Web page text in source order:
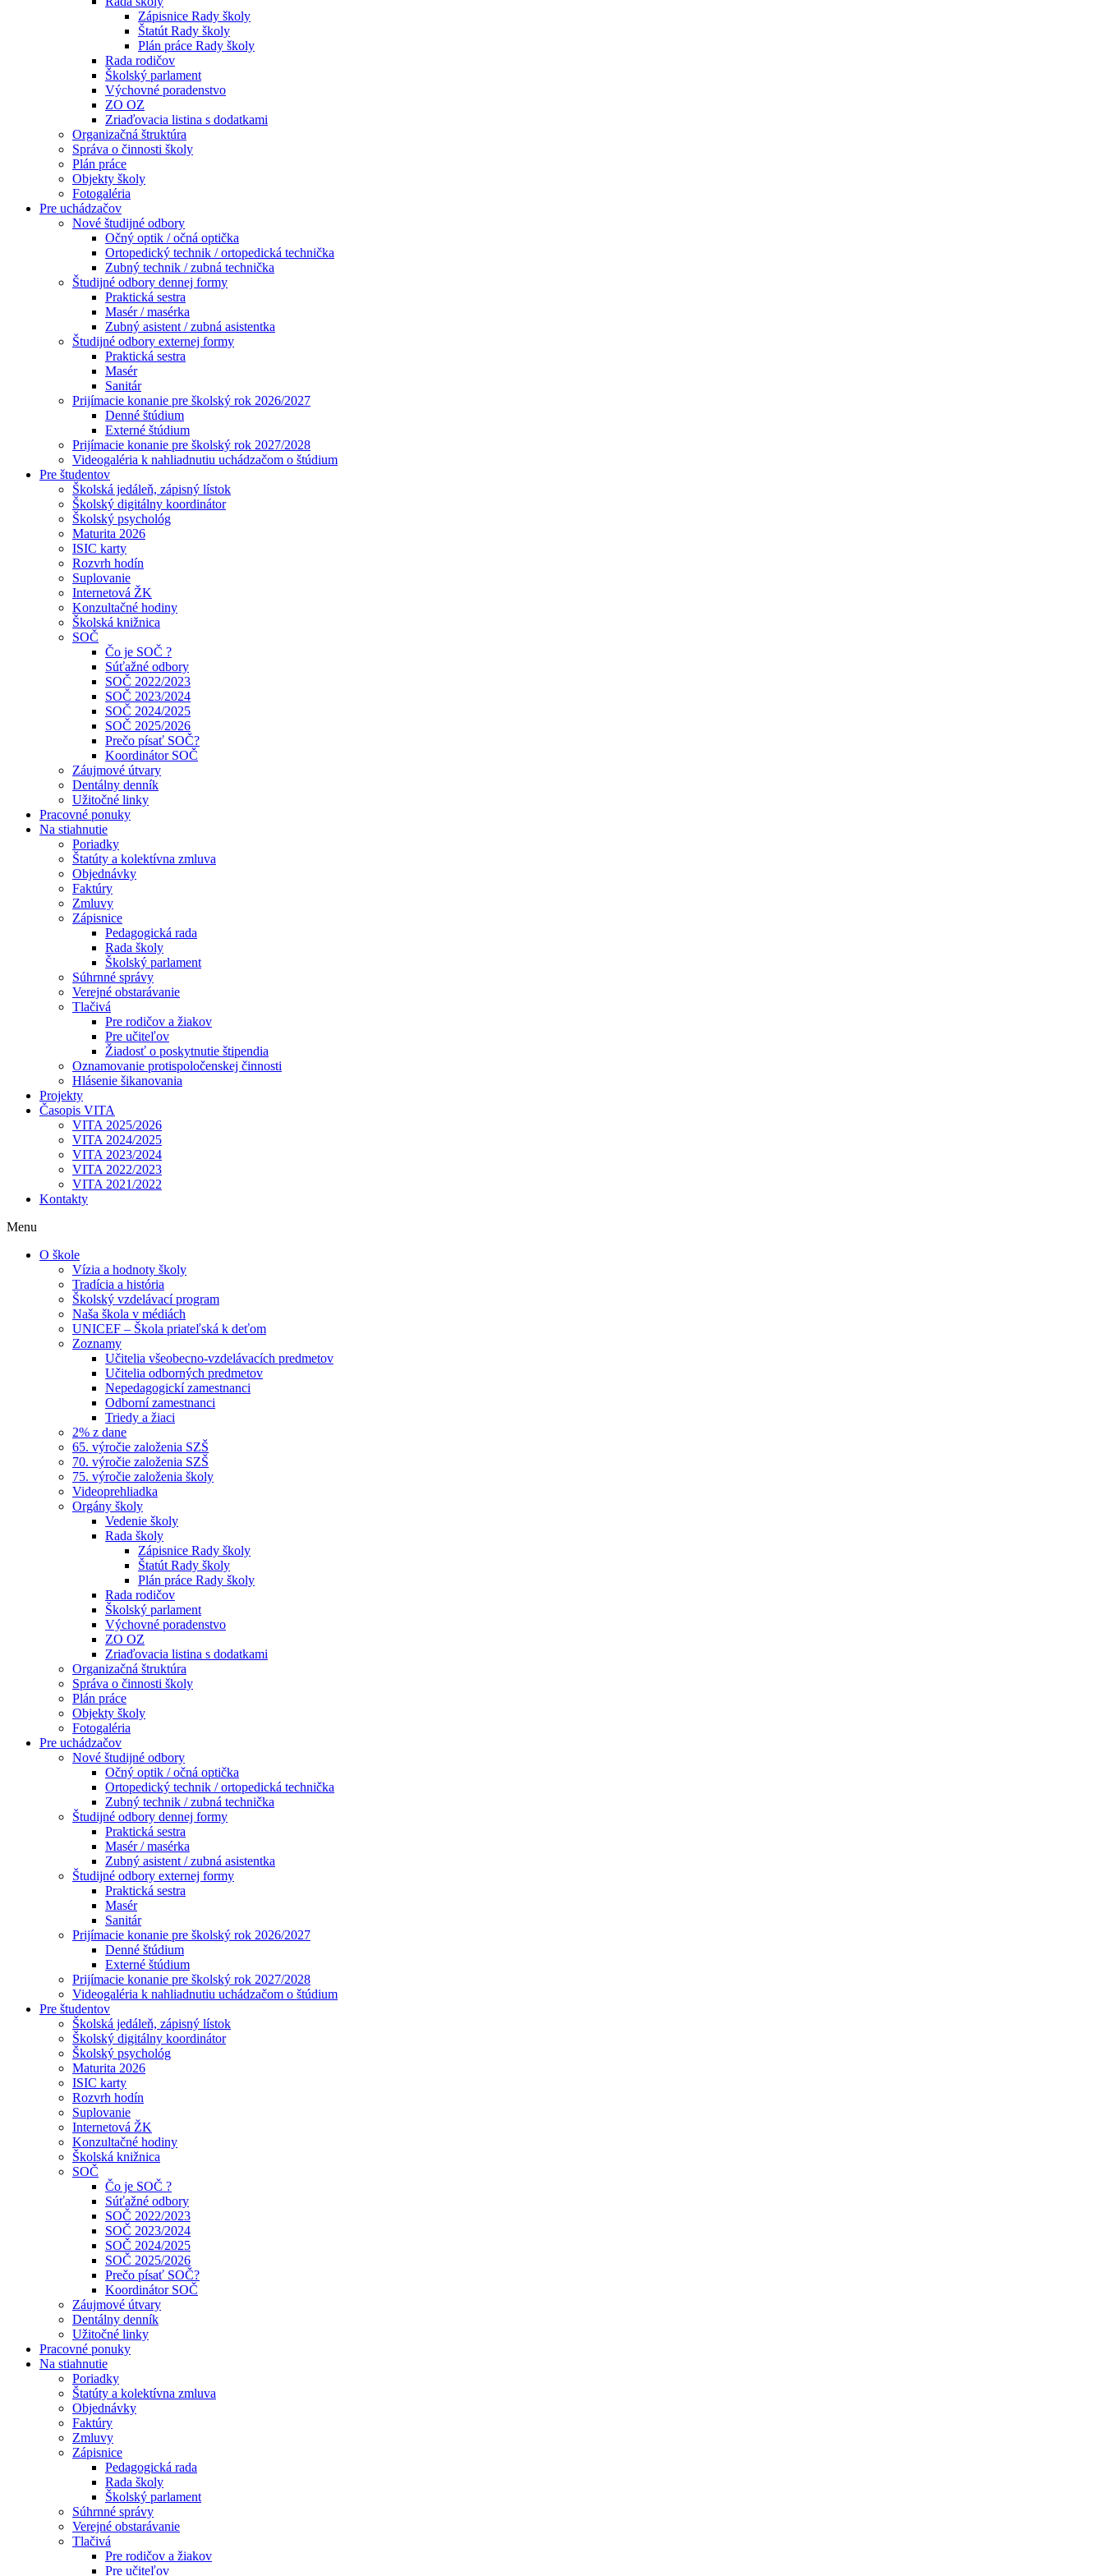
Zápisnice Rady školy
Štatút Rady školy
Plán práce Rady školy
Rada rodičov
Školský parlament
Výchovné poradenstvo
ZO OZ
Zriaďovacia listina s dodatkami
Organizačná štruktúra
Správa o činnosti školy
Plán práce
Objekty školy
Fotogaléria
Pre uchádzačov
Nové študijné odbory
Očný optik / očná optička
Ortopedický technik / ortopedická technička
Zubný technik / zubná technička
Študijné odbory dennej formy
Praktická sestra
Masér / masérka
Zubný asistent / zubná asistentka
Študijné odbory externej formy
Praktická sestra
Masér
Sanitár
Prijímacie konanie pre školský rok 2026/2027
Denné štúdium
Externé štúdium
Prijímacie konanie pre školský rok 2027/2028
Videogaléria k nahliadnutiu uchádzačom o štúdium
Pre študentov
Školská jedáleň, zápisný lístok
Školský digitálny koordinátor
Školský psychológ
Maturita 2026
ISIC karty
Rozvrh hodín
Suplovanie
Internetová ŽK
Konzultačné hodiny
Školská knižnica
SOČ
Čo je SOČ ?
Súťažné odbory
SOČ 2022/2023
SOČ 2023/2024
SOČ 2024/2025
SOČ 2025/2026
Prečo písať SOČ?
Koordinátor SOČ
Záujmové útvary
Dentálny denník
Užitočné linky
Pracovné ponuky
Na stiahnutie
Poriadky
Štatúty a kolektívna zmluva
Objednávky
Faktúry
Zmluvy
Zápisnice
Pedagogická rada
Rada školy
Školský parlament
Súhrnné správy
Verejné obstarávanie
Tlačivá
Pre rodičov a žiakov
Pre učiteľov
Žiadosť o poskytnutie štipendia
Oznamovanie protispoločenskej činnosti
Hlásenie šikanovania
Projekty
Časopis VITA
VITA 2025/2026
VITA 2024/2025
VITA 2023/2024
VITA 2022/2023
VITA 2021/2022
Kontakty
Menu
O škole
Vízia a hodnoty školy
Tradícia a história
Školský vzdelávací program
Naša škola v médiách
UNICEF – Škola priateľská k deťom
Zoznamy
Učitelia všeobecno-vzdelávacích predmetov
Učitelia odborných predmetov
Nepedagogickí zamestnanci
Odborní zamestnanci
Triedy a žiaci
2% z dane
65. výročie založenia SZŠ
70. výročie založenia SZŠ
75. výročie založenia školy
Videoprehliadka
Orgány školy
Vedenie školy
Rada školy
Zápisnice Rady školy
Štatút Rady školy
Plán práce Rady školy
Rada rodičov
Školský parlament
Výchovné poradenstvo
ZO OZ
Zriaďovacia listina s dodatkami
Organizačná štruktúra
Správa o činnosti školy
Plán práce
Objekty školy
Fotogaléria
Pre uchádzačov
Nové študijné odbory
Očný optik / očná optička
Ortopedický technik / ortopedická technička
Zubný technik / zubná technička
Študijné odbory dennej formy
Praktická sestra
Masér / masérka
Zubný asistent / zubná asistentka
Študijné odbory externej formy
Praktická sestra
Masér
Sanitár
Prijímacie konanie pre školský rok 2026/2027
Denné štúdium
Externé štúdium
Prijímacie konanie pre školský rok 2027/2028
Videogaléria k nahliadnutiu uchádzačom o štúdium
Pre študentov
Školská jedáleň, zápisný lístok
Školský digitálny koordinátor
Školský psychológ
Maturita 2026
ISIC karty
Rozvrh hodín
Suplovanie
Internetová ŽK
Konzultačné hodiny
Školská knižnica
SOČ
Čo je SOČ ?
Súťažné odbory
SOČ 2022/2023
SOČ 2023/2024
SOČ 2024/2025
SOČ 2025/2026
Prečo písať SOČ?
Koordinátor SOČ
Záujmové útvary
Dentálny denník
Užitočné linky
Pracovné ponuky
Na stiahnutie
Poriadky
Štatúty a kolektívna zmluva
Objednávky
Faktúry
Zmluvy
Zápisnice
Pedagogická rada
Rada školy
Školský parlament
Súhrnné správy
Verejné obstarávanie
Tlačivá
Pre rodičov a žiakov
Pre učiteľov